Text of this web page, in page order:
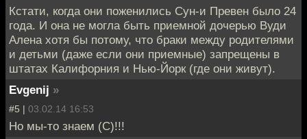
Кстати, когда они поженились Сун-и Превен было 24
года. И она не могла быть приемной дочерью Вуди
Алена хотя бы потому, что браки между родителями
и детьми (даже если они приемные) запрещены в
штатах Калифорния и Нью-Йорк (где они живут).
Evgenij »
#5 | 03.02.14 16:53
Но мы-то знаем (С)!!!